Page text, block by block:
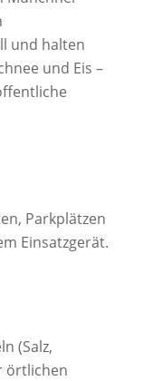
und halten
und Eis –
Parkplätzen
Einsatzgerät.
(Salz,
örtlichen